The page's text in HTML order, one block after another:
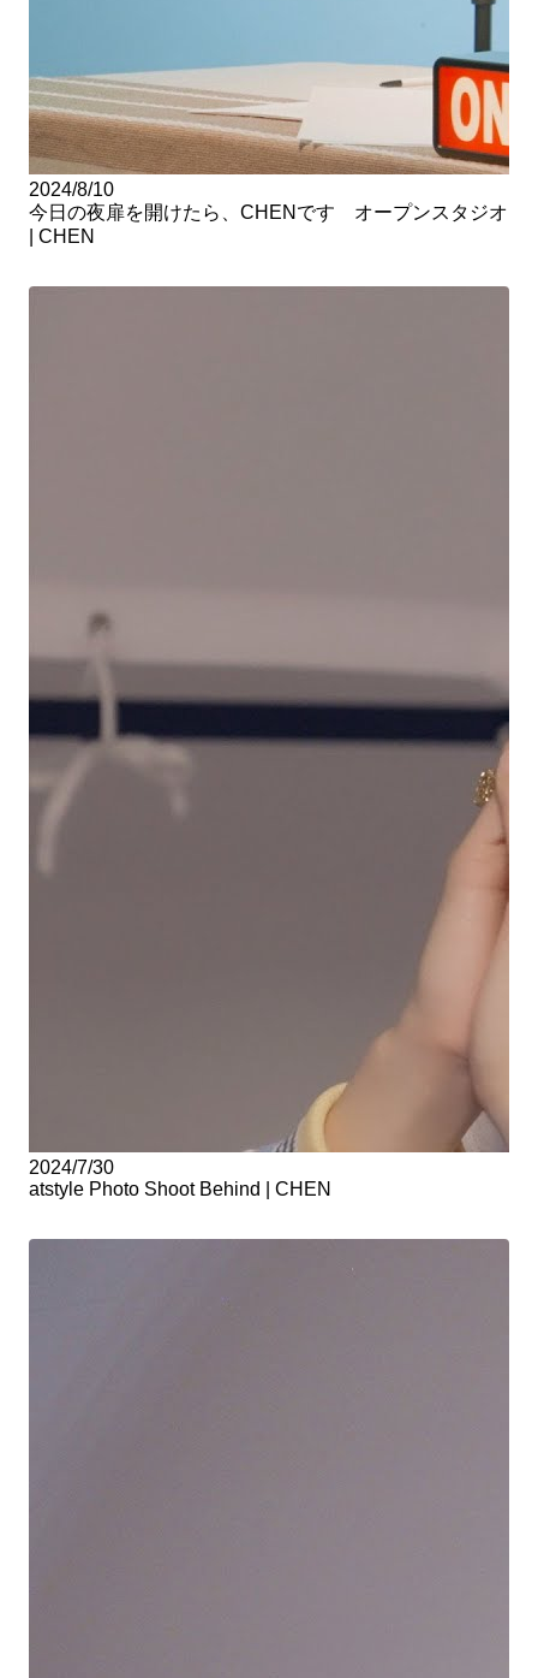
2024/8/10
今日の夜扉を開けたら、CHENです オープンスタジオ
| CHEN
2024/7/30
atstyle Photo Shoot Behind | CHEN